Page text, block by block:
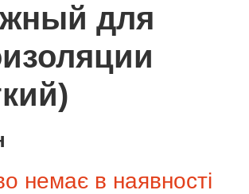
для
немає в наявності